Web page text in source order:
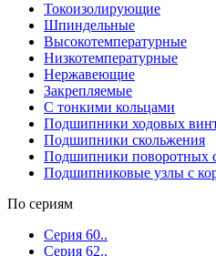
Токоизолирующие
Шпиндельные
Высокотемпературные
Низкотемпературные
Нержавеющие
Закрепляемые
С тонкими кольцами
Подшипники ходовых
Подшипники скольжения
Подшипники поворотных
Подшипниковые узлы с
По сериям
Серия 60..
Серия 62..